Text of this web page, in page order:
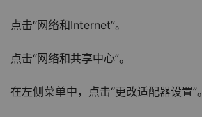
点击“网络和Internet”。
点击“网络和共享中心”。
在左侧菜单中，点击“更改适配器设置”。